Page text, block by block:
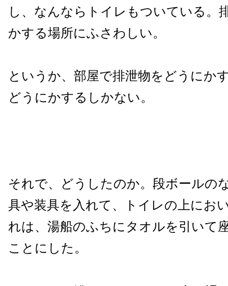
し、なんならトイレもついている。
かする場所にふさわしい。
というか、部屋で排泄物をどうにか
どうにかするしかない。
それで、どうしたのか。段ボールの
具や装具を入れて、トイレの上にお
れは、湯船のふちにタオルを引いて
ことにした。